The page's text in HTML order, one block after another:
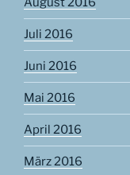
Juli 2016
Juni 2016
Mai 2016
April 2016
März 2016